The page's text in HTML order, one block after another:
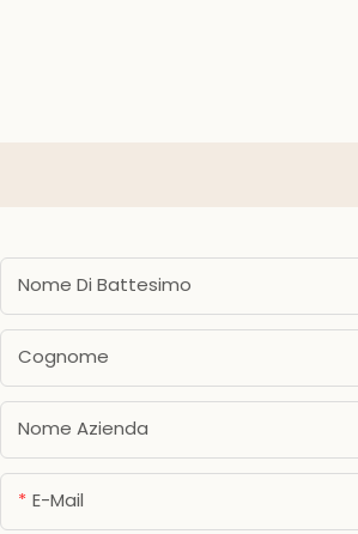
Nome Di Battesimo
Cognome
Nome Azienda
E-Mail